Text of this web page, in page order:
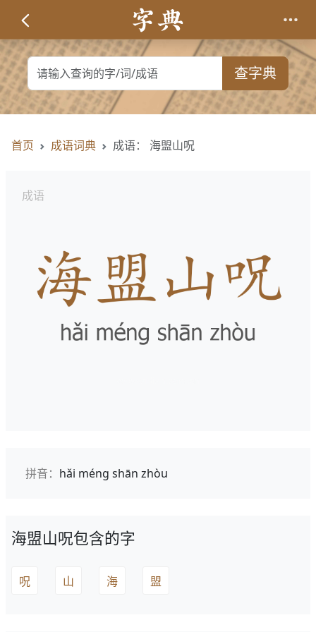
查字典
首页 成语词典 成语： 海盟山呪
成语
拼音： hǎi méng shān zhòu
海盟山呪包含的字
呪 山 海 盟